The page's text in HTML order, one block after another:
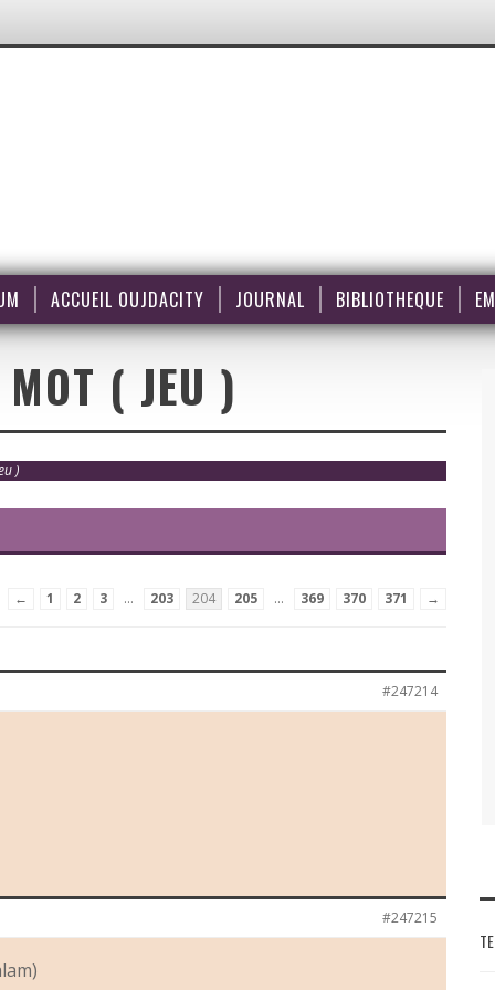
ACCUEIL OUJDACITY JOURNAL BIBLIOTHEQUE
( JEU )
)
← 1 2 3 … 203 204 205 … 369 370 371 →
#247214
#247215